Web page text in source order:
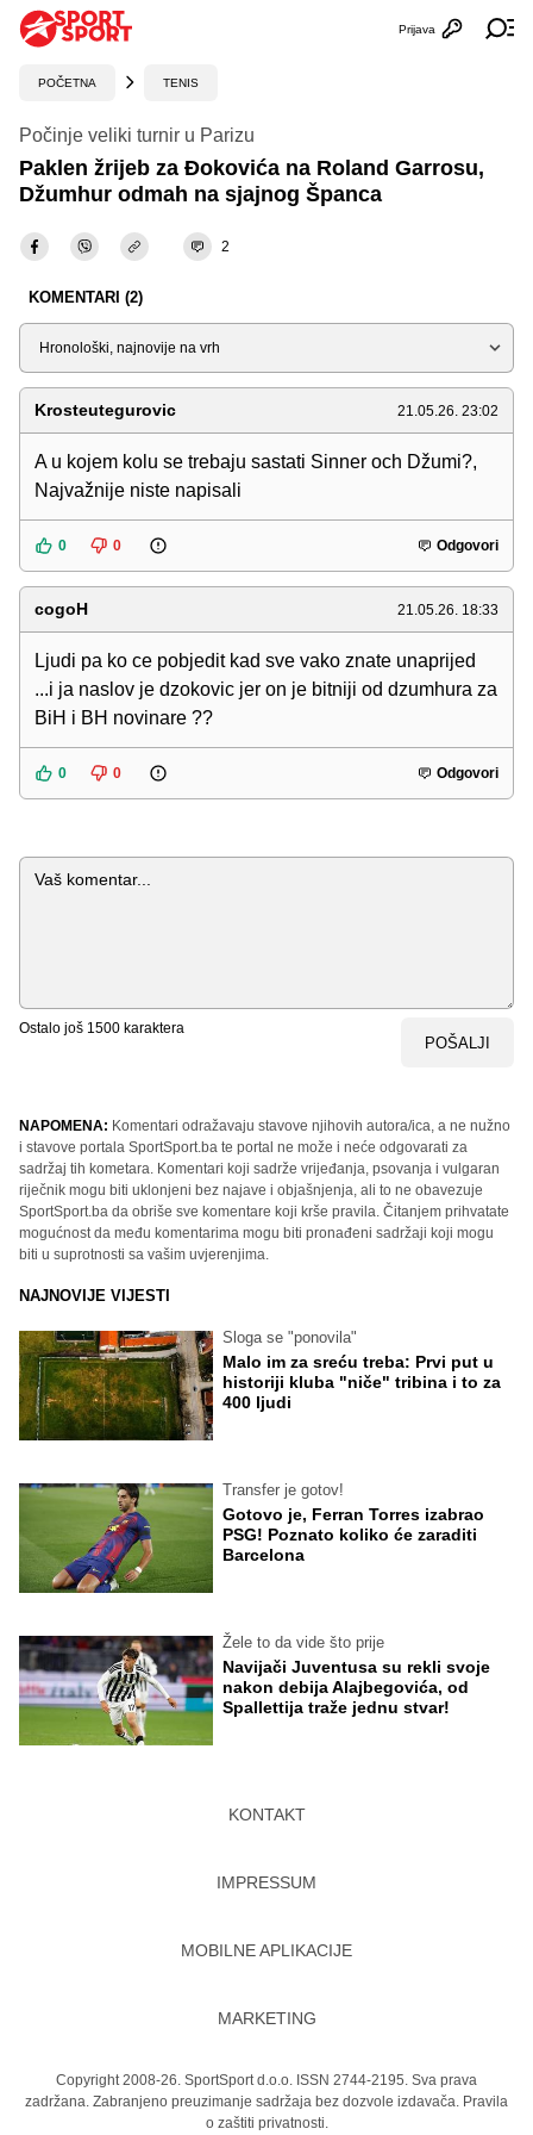
Otvori
Prijava
POČETNA TENIS
Počinje veliki turnir u Parizu
Paklen žrijeb za Đokovića na Roland Garrosu,
Džumhur odmah na sjajnog Španca
2
KOMENTARI (2)
Sortiraj
Krosteutegurovic 21.05.26. 23:02
A u kojem kolu se trebaju sastati Sinner och Džumi?,
Najvažnije niste napisali
0 0 Odgovori
cogoH 21.05.26. 18:33
Ljudi pa ko ce pobjedit kad sve vako znate unaprijed
...i ja naslov je dzokovic jer on je bitniji od dzumhura za
BiH i BH novinare ??
0 0 Odgovori
Komentar
Ostalo još 1500 karaktera
POŠALJI
NAPOMENA: Komentari odražavaju stavove njihovih autora/ica, a ne nužno
i stavove portala SportSport.ba te portal ne može i neće odgovarati za
sadržaj tih kometara. Komentari koji sadrže vrijeđanja, psovanja i vulgaran
riječnik mogu biti uklonjeni bez najave i objašnjenja, ali to ne obavezuje
SportSport.ba da obriše sve komentare koji krše pravila. Čitanjem prihvatate
mogućnost da među komentarima mogu biti pronađeni sadržaji koji mogu
biti u suprotnosti sa vašim uvjerenjima.
NAJNOVIJE VIJESTI
Sloga se "ponovila"
Malo im za sreću treba: Prvi put u
historiji kluba "niče" tribina i to za
400 ljudi
Transfer je gotov!
Gotovo je, Ferran Torres izabrao
PSG! Poznato koliko će zaraditi
Barcelona
Žele to da vide što prije
Navijači Juventusa su rekli svoje
nakon debija Alajbegovića, od
Spallettija traže jednu stvar!
KONTAKT
IMPRESSUM
MOBILNE APLIKACIJE
MARKETING
Copyright 2008-26. SportSport d.o.o. ISSN 2744-2195. Sva prava
zadržana. Zabranjeno preuzimanje sadržaja bez dozvole izdavača. Pravila
o zaštiti privatnosti.